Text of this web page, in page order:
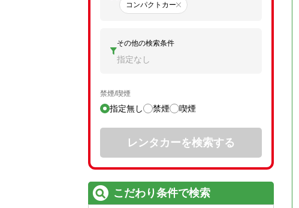
コンパクトカー
その他の検索条件
指定なし
禁煙/喫煙
指定無し 禁煙 喫煙
レンタカーを検索する
こだわり条件で検索